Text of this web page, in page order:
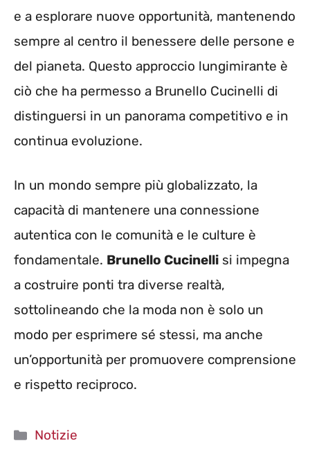
e a esplorare nuove opportunità, mantenendo
sempre al centro il benessere delle persone e
del pianeta. Questo approccio lungimirante è
ciò che ha permesso a Brunello Cucinelli di
distinguersi in un panorama competitivo e in
continua evoluzione.
In un mondo sempre più globalizzato, la
capacità di mantenere una connessione
autentica con le comunità e le culture è
fondamentale. Brunello Cucinelli si impegna
a costruire ponti tra diverse realtà,
sottolineando che la moda non è solo un
modo per esprimere sé stessi, ma anche
un’opportunità per promuovere comprensione
e rispetto reciproco.
Categorie
Notizie